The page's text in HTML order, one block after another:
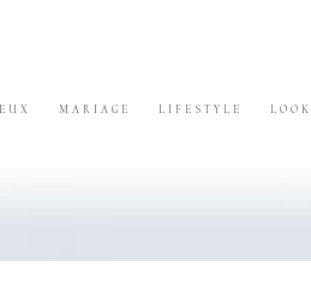
MARIAGE LIFESTYLE LOOK